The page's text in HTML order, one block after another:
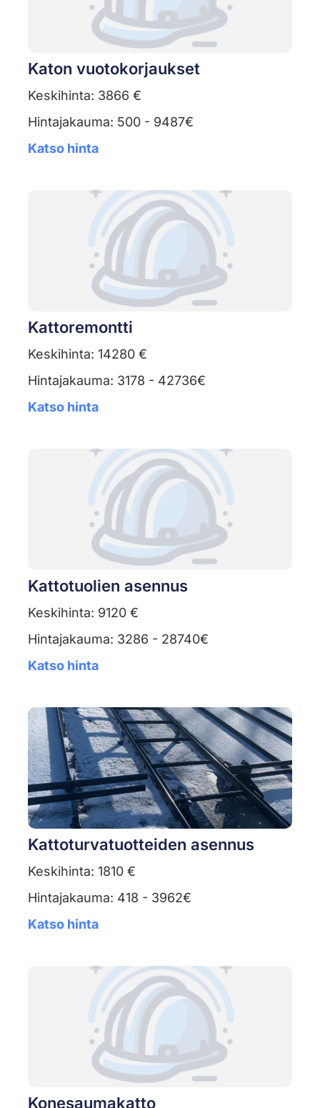
Katon vuotokorjaukset
Keskihinta: 3866 €
Hintajakauma: 500 - 9487€
Katso hinta
Kattoremontti
Keskihinta: 14280 €
Hintajakauma: 3178 - 42736€
Katso hinta
Kattotuolien asennus
Keskihinta: 9120 €
Hintajakauma: 3286 - 28740€
Katso hinta
Kattoturvatuotteiden asennus
Keskihinta: 1810 €
Hintajakauma: 418 - 3962€
Katso hinta
Konesaumakatto